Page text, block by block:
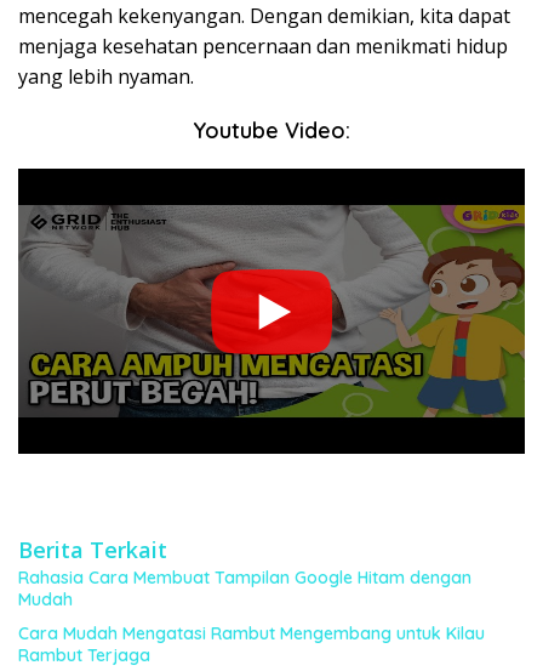
mencegah kekenyangan. Dengan demikian, kita dapat
menjaga kesehatan pencernaan dan menikmati hidup
yang lebih nyaman.
Youtube Video:
Berita Terkait
Rahasia Cara Membuat Tampilan Google Hitam dengan
Mudah
Cara Mudah Mengatasi Rambut Mengembang untuk Kilau
Rambut Terjaga